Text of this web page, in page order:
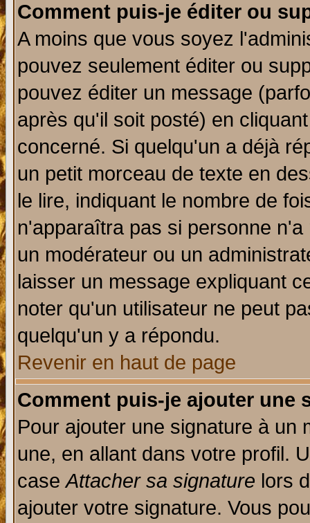
Comment puis-je éditer ou
A moins que vous soyez
pouvez seulement éditer ou
pouvez éditer un message
après qu'il soit posté) en
concerné. Si quelqu'un a déjà
un petit morceau de texte en
le lire, indiquant le nombre de
n'apparaîtra pas si personne
un modérateur ou un
laisser un message expliquant
noter qu'un utilisateur ne peut
quelqu'un y a répondu.
Revenir en haut de page
Comment puis-je ajouter une
Pour ajouter une signature à un
une, en allant dans votre profil.
caseAttacher sa signature lors
ajouter votre signature. Vous